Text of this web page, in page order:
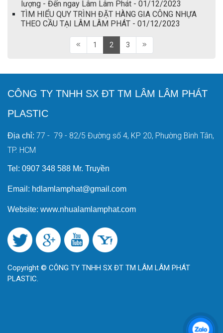
lượng - Đến ngay Lâm Lâm Phát - 01/12/2023
TÌM HIỂU QUY TRÌNH ĐẶT HÀNG GIA CÔNG NHỰA
THEO CẦU TẠI LÂM LÂM PHÁT - 01/12/2023
1 2 3
CÔNG TY TNHH SX ĐT TM LÂM LÂM PHÁT
PLASTIC
Địa chỉ: 77 - 79 - 82/5 Đường số 4, KP 20, Phường Bình Tân,
TP. HCM
Tel: 0907 348 588 Mr. Truyền
Email: hdlamlamphat@gmail.com
Website: www.nhualamlamphat.com
Copyright © CÔNG TY TNHH SX ĐT TM LÂM LÂM PHÁT
PLASTIC.